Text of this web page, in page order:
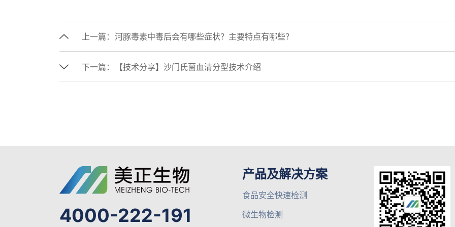
上一篇： 河豚毒素中毒后会有哪些症状？主要特点有哪些？
下一篇： 【技术分享】沙门氏菌血清分型技术介绍
4000-222-191
产品及解决方案
食品安全快速检测
微生物检测